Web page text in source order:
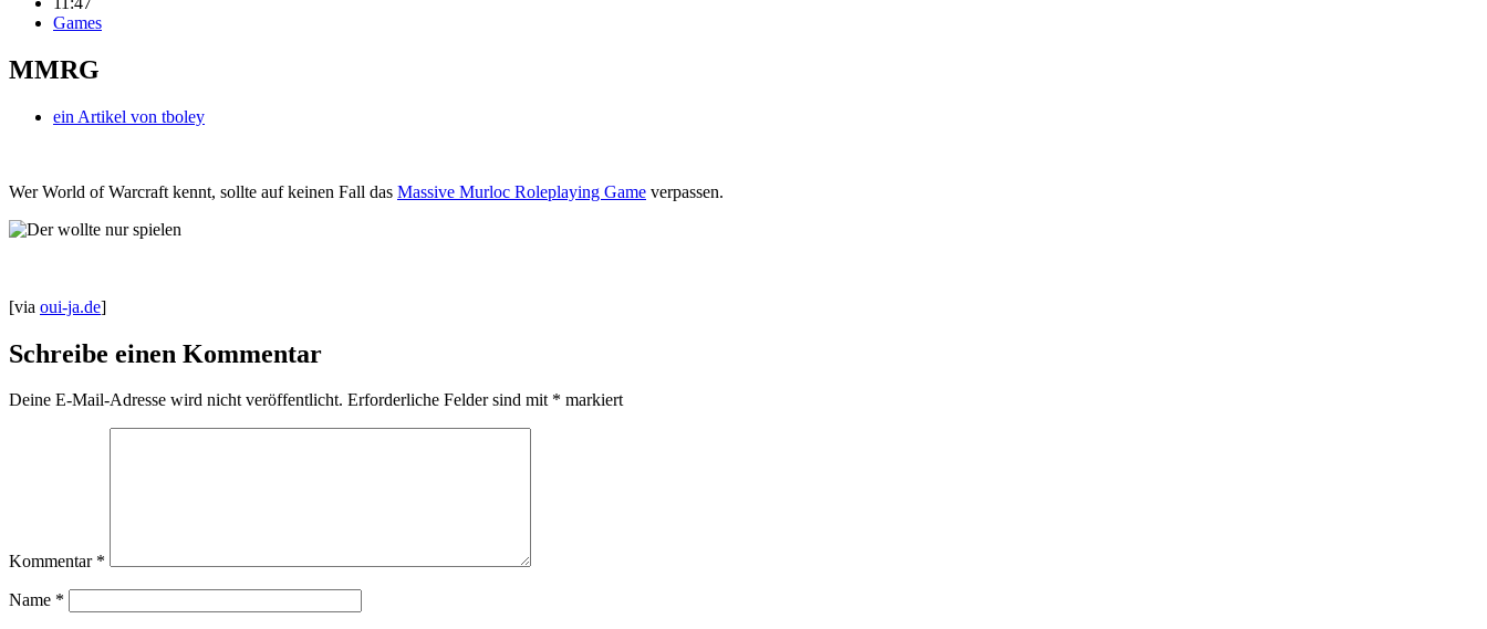
Games
MMRG
ein Artikel von tboley
Wer World of Warcraft kennt, sollte auf keinen Fall das Massive Murloc Roleplaying Game verpassen.
[via oui-ja.de]
Schreibe einen Kommentar
Deine E-Mail-Adresse wird nicht veröffentlicht. Erforderliche Felder sind mit * markiert
Kommentar *
Name *